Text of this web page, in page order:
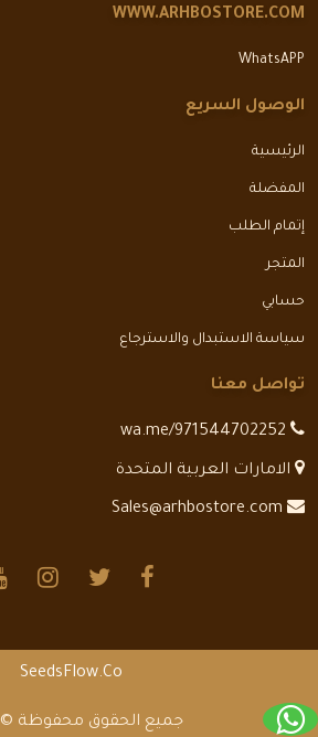
WWW.ARHBOSTORE.COM
WhatsAPP
الوصول السريع
الرئيسية
المفضلة
إتمام الطلب
المتجر
حسابي
سياسة الاستبدال والاسترجاع
تواصل معنا
الامارات العربية المتحدة
SeedsFlow.Co
جميع الحقوق محفوظة © 2026